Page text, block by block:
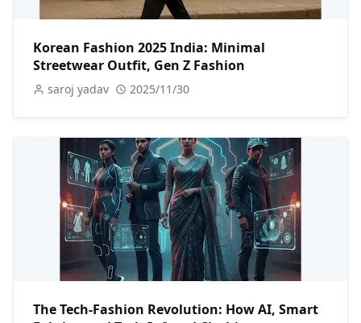
Korean Fashion 2025 India: Minimal
Streetwear Outfit, Gen Z Fashion
saroj yadav 2025/11/30
The Tech-Fashion Revolution: How AI, Smart